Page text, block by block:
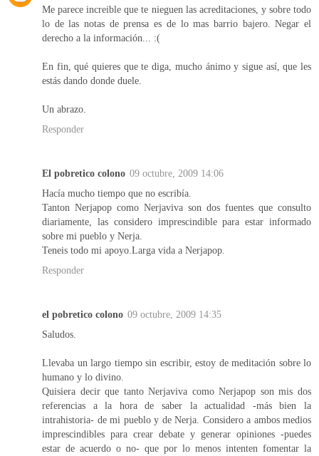
Me parece increible que te nieguen las acreditaciones, y sobre todo
lo de las notas de prensa es de lo mas barrio bajero. Negar el
derecho a la información... :(
En fin, qué quieres que te diga, mucho ánimo y sigue así, que les
estás dando donde duele.
Un abrazo.
Responder
El pobretico colono 09 octubre, 2009 14:06
Hacía mucho tiempo que no escribía.
Tanton Nerjapop como Nerjaviva son dos fuentes que consulto
diariamente, las considero imprescindible para estar informado
sobre mi pueblo y Nerja.
Teneis todo mi apoyo.Larga vida a Nerjapop.
Responder
el pobretico colono 09 octubre, 2009 14:35
Saludos.
Llevaba un largo tiempo sin escribir, estoy de meditación sobre lo
humano y lo divino.
Quisiera decir que tanto Nerjaviva como Nerjapop son mis dos
referencias a la hora de saber la actualidad -más bien la
intrahistoria- de mi pueblo y de Nerja. Considero a ambos medios
imprescindibles para crear debate y generar opiniones -puedes
estar de acuerdo o no- que por lo menos intenten fomentar la